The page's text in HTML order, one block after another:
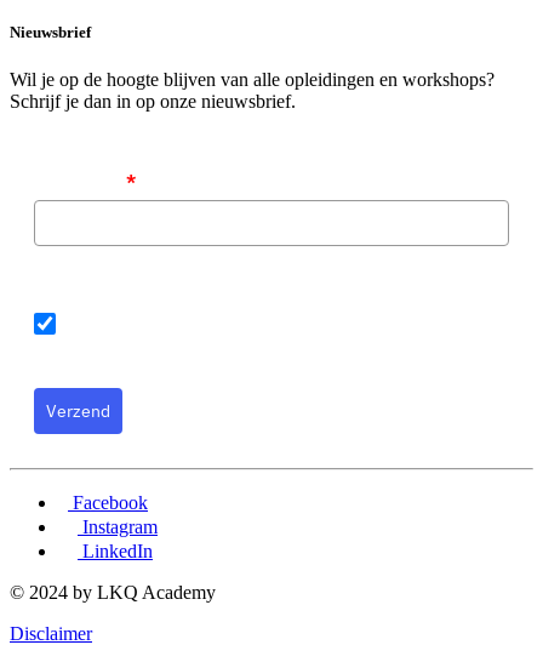
Nieuwsbrief
Wil je op de hoogte blijven van alle opleidingen en workshops?
Schrijf je dan in op onze nieuwsbrief.
*
Verzend
Facebook
Instagram
LinkedIn
© 2024 by LKQ Academy
Disclaimer